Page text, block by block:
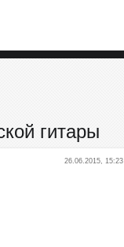
гитары
26.06.2015, 15:23